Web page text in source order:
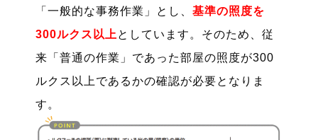
「一般的な事務作業」とし、 基準の照度を
300ルクス以上 としています。そのため、従
来「普通の作業」であった部屋の照度が300
ルクス以上であるかの確認が必要となりま
す。